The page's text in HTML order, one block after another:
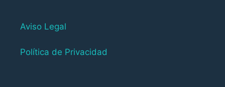
Aviso Legal
Política de Privacidad